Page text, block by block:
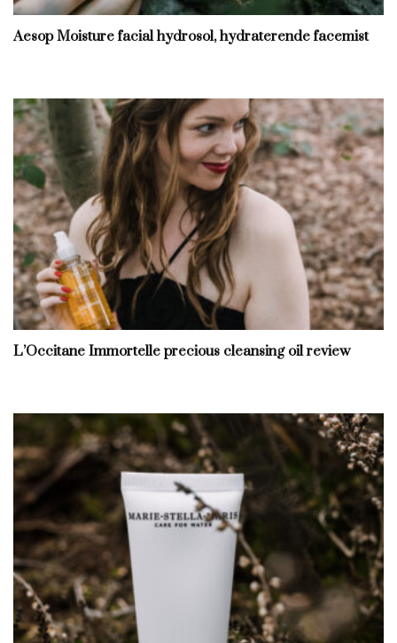
Aesop Moisture facial hydrosol, hydraterende facemist
L’Occitane Immortelle precious cleansing oil review